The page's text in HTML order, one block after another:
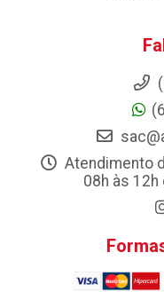
Atendimento
08h às 12h